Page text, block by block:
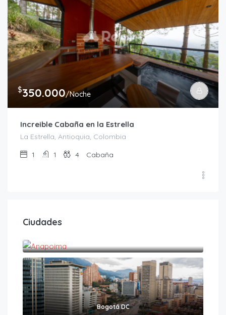
$350.000/Noche
Increible Cabaña en la Estrella
La Estrella, Antioquia, Colombia
1
1 4 Cabaña
Ciudades
Bogotá DC